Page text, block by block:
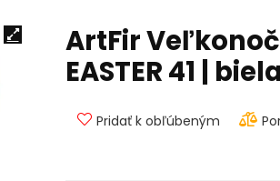
ArtFir
EASTER 41 |
Pridať k obľúbeným